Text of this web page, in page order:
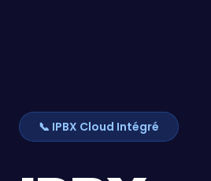
📞 IPBX Cloud Intégré